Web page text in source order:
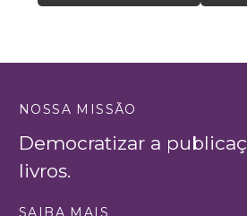
NOSSA MISSÃO
Democratizar a
livros.
SAIBA MAIS